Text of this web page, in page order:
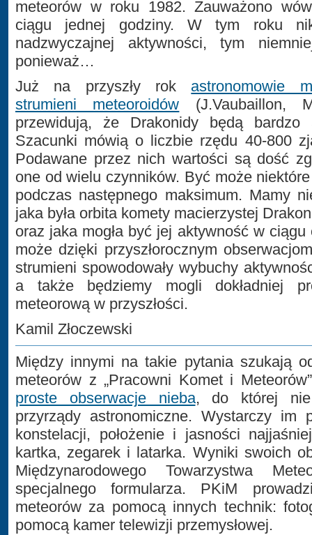
meteorów w roku 1982. Zauważono
ciągu jednej godziny. W tym roku
nadzwyczajnej aktywności, tym
ponieważ…
Już na przyszły rok astronomowie
strumieni meteoroidów (J.Vaubaillon,
przewidują, że Drakonidy będą bardzo
Szacunki mówią o liczbie rzędu 40-800
Podawane przez nich wartości są dość
one od wielu czynników. Być może
podczas następnego maksimum. Mamy
jaka była orbita komety macierzystej
oraz jaka mogła być jej aktywność w
może dzięki przyszłorocznym
strumieni spowodowały wybuchy
a także będziemy mogli dokładniej
meteorową w przyszłości.
Kamil Złoczewski
Między innymi na takie pytania szukają
meteorów z „Pracowni Komet i
proste obserwacje nieba, do której nie
przyrządy astronomiczne. Wystarczy im
konstelacji, położenie i jasności
kartka, zegarek i latarka. Wyniki swoich
Międzynarodowego Towarzystwa
specjalnego formularza. PKiM
meteorów za pomocą innych technik:
pomocą kamer telewizji przemysłowej.